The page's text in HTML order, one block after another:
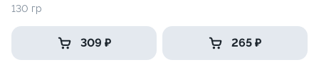
130 гр
309 ₽ 265 ₽